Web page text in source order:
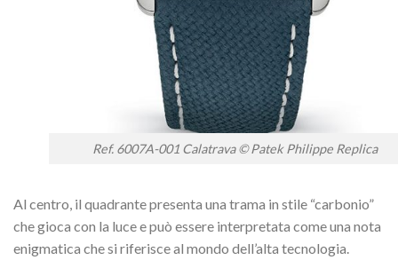
Ref. 6007A-001 Calatrava © Patek Philippe Replica
Al centro, il quadrante presenta una trama in stile “carbonio”
che gioca con la luce e può essere interpretata come una nota
enigmatica che si riferisce al mondo dell’alta tecnologia.